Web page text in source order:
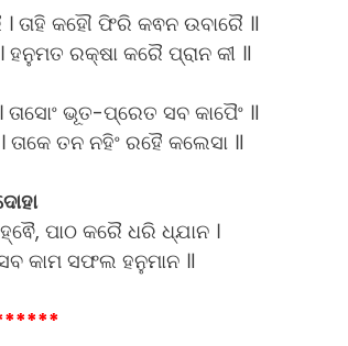
ତାହି କହୌ ଫିରି କଵନ ଉବାରୈ ॥
ହନୁମତ ରକ୍ଷା କରୈ ପ୍ରାନ କୀ ॥
ତାସୋଂ ଭୂତ-ପ୍ରେତ ସବ କାପୈଂ ॥
ତନ ନହିଂ ରହୈ କଲେସା ॥
ପାଠ କରୈ ଧରି ଧ୍ଯାନ ।
କାମ ସଫଲ ହନୁମାନ ॥